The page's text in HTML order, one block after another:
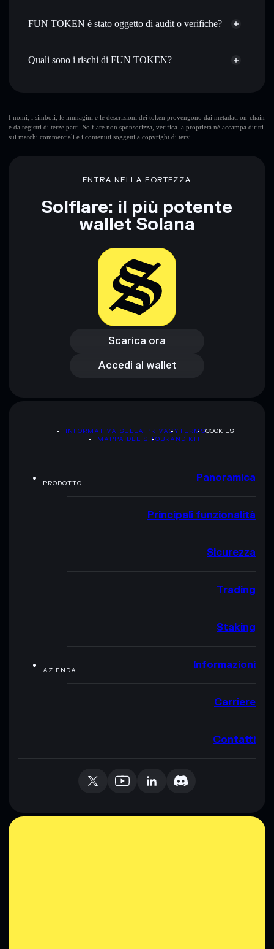
l’Aggregatore di privacy incorporato di Solflare
Monitorare in tempo reale— conosci prezzo, volume,
un wallet non-custodial all’interno del quale hai il pieno ed
FUN TOKEN
Aggregatore
FUN TOKEN
FUN TOKEN è stato oggetto di audit o verifiche?
FUN TOKEN non è verificato
Quali sono i rischi di FUN TOKEN?
I nomi, i simboli, le immagini e le descrizioni dei token provengono dai metadati on-chain
e da registri di terze parti. Solflare non sponsorizza, verifica la proprietà né accampa diritti
sui marchi commerciali e i contenuti soggetti a copyright di terzi.
ENTRA NELLA FORTEZZA
Solflare: il più potente
wallet Solana
Scarica ora
Scarica ora
Accedi al wallet
Accedi al wallet
INFORMATIVA SULLA PRIVACYTERMSCOOKIES
MAPPA DEL SITOBRAND KIT
PRODOTTO Panoramica
Principali funzionalità
Sicurezza
Trading
Staking
AZIENDA Informazioni
Carriere
Contatti